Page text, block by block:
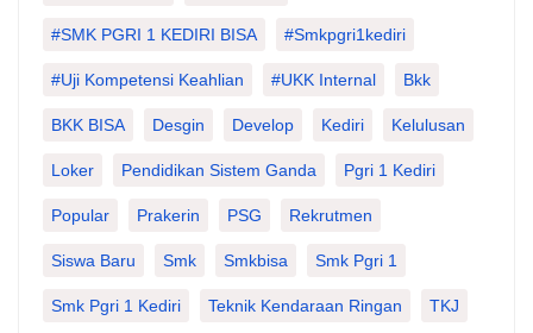
#SMK PGRI 1 KEDIRI BISA #smkpgri1kediri
#Uji Kompetensi Keahlian #UKK Internal Bkk
BKK BISA Desgin Develop Kediri Kelulusan
Loker Pendidikan Sistem Ganda Pgri 1 Kediri
Popular Prakerin PSG Rekrutmen
Siswa Baru Smk Smkbisa Smk Pgri 1
Smk Pgri 1 Kediri Teknik Kendaraan Ringan TKJ